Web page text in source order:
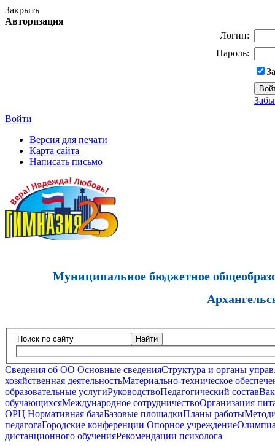
Закрыть
Авторизация
Логин:
Пароль:
Войти
Версия для печати
Карта сайта
Написать письмо
Муниципальное бюджетное
Найти
Сведения об ОО Основные сведенияСтруктура и органы
хозяйственная деятельностьМатериально-техническое
образовательные услугиРуководствоПедагогический состав
обучающихсяМеждународное сотрудничествоОрганизация
ОРЦ Нормативная базаБазовые площадкиПланы работы
педагогаГородские конференции Опорное учреждение
дистанционного обученияРекомендации психолога